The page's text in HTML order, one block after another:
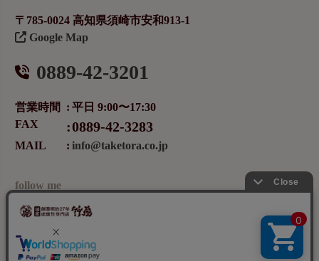
〒785-0024 高知県須崎市安和913-1
Google Map
0889-42-3201
営業時間
平日 9:00〜17:30
FAX
0889-42-3283
MAIL info@taketora.co.jp
follow me
メールマガジンの登録